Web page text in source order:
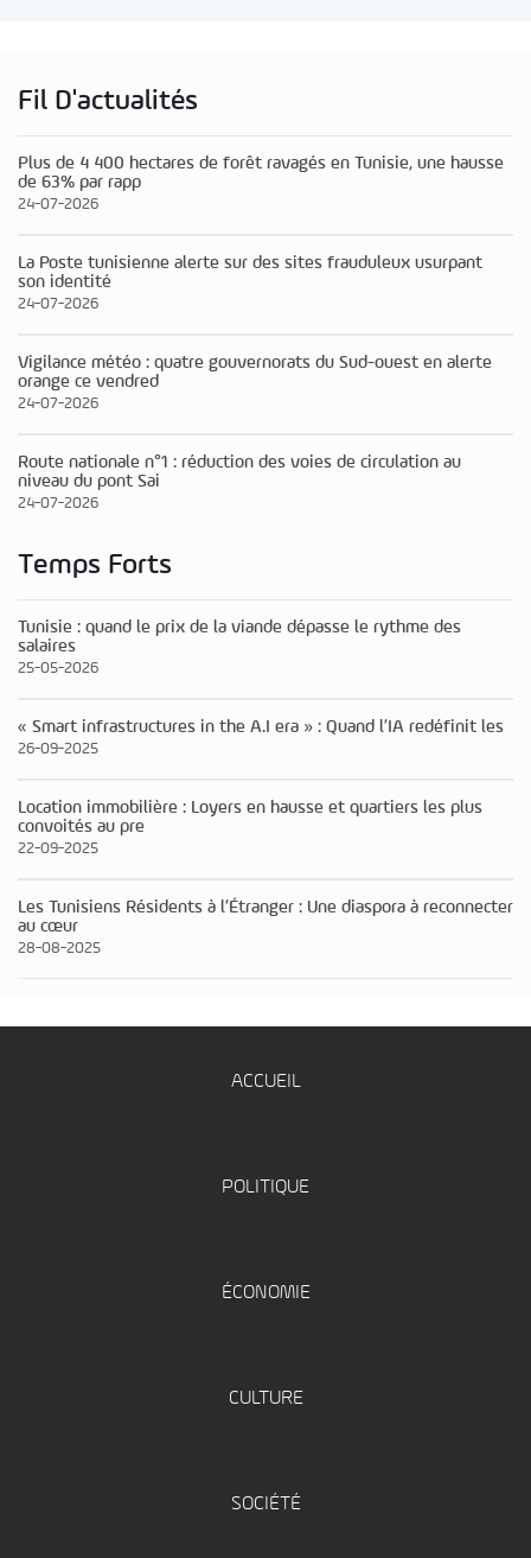
Fil D'actualités
Plus de 4 400 hectares de forêt ravagés en Tunisie, une hausse
de 63% par rapp
24-07-2026
La Poste tunisienne alerte sur des sites frauduleux usurpant
son identité
24-07-2026
Vigilance météo : quatre gouvernorats du Sud-ouest en alerte
orange ce vendred
24-07-2026
Route nationale n°1 : réduction des voies de circulation au
niveau du pont Sai
24-07-2026
Temps Forts
Tunisie : quand le prix de la viande dépasse le rythme des
salaires
25-05-2026
« Smart infrastructures in the A.I era » : Quand l’IA redéfinit les
26-09-2025
Location immobilière : Loyers en hausse et quartiers les plus
convoités au pre
22-09-2025
Les Tunisiens Résidents à l’Étranger : Une diaspora à reconnecter
au cœur
28-08-2025
ACCUEIL
POLITIQUE
ÉCONOMIE
CULTURE
SOCIÉTÉ